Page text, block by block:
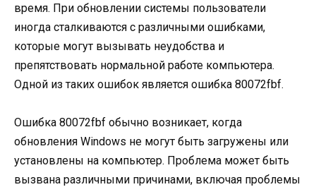
время. При обновлении системы пользователи
иногда сталкиваются с различными ошибками,
которые могут вызывать неудобства и
препятствовать нормальной работе компьютера.
Одной из таких ошибок является ошибка 80072fbf.
Ошибка 80072fbf обычно возникает, когда
обновления Windows не могут быть загружены или
установлены на компьютер. Проблема может быть
вызвана различными причинами, включая проблемы